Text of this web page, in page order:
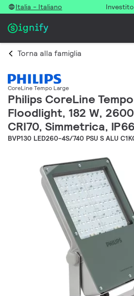
Italia - Italiano
Torna alla famiglia
CoreLine Tempo Large
Philips CoreLine
Floodlight, 182 W,
CRI70, Simmetrica, IP66
BVP130 LED260-4S/740 PSU S ALU